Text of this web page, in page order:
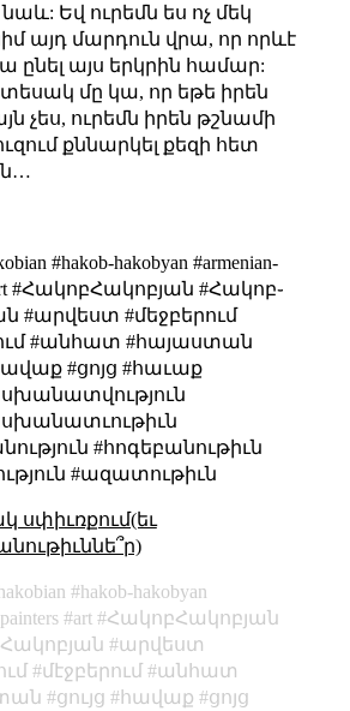
Եվ ուրեմն ես ոչ մեկ
այդ մարդուն վրա, որ որևէ
ընել այս երկրին համար:
մը կա, որ եթե իրեն
չես, ուրեմն իրեն թշնամի
քննարկել քեզի հետ
#hakob-hakobyan #armenian-
#ՀակոբՀակոբյան #Հակոբ֊
#արվեստ #մեջբերում
#անհատ #հայաստան
#ցոյց #հաւաք
#հոգեբանութիւն
#ազատութիւն
սփիւռքում(եւ
hakob-hakobyan
art
ՀակոբՀակոբյան
արվեստ
մէջբերում
անհատ
ցույց հավաք
ցոյց